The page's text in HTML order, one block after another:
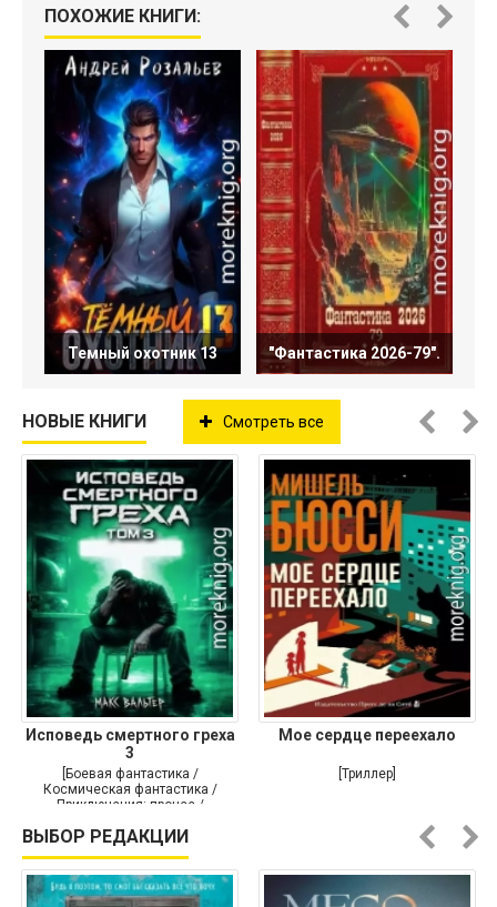
ПОХОЖИЕ КНИГИ:
Темный охотник 13 "Фантастика 2026-79".
НОВЫЕ КНИГИ Смотреть все
Исповедь смертного греха
3
[Боевая фантастика /
Космическая фантастика /
Приключения: прочее /
Мое сердце переехало
[Триллер]
ВЫБОР РЕДАКЦИИ